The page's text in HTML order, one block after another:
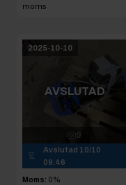
moms
2025-10-10
AVSLUTAD
9
Avslutad 10/10
09:46
Moms: 0%